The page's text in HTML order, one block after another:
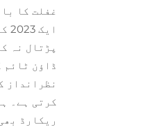
غفلت کا
ڈاؤن ٹائم
نظرانداز
کرتی ہے۔
ریکارڈ